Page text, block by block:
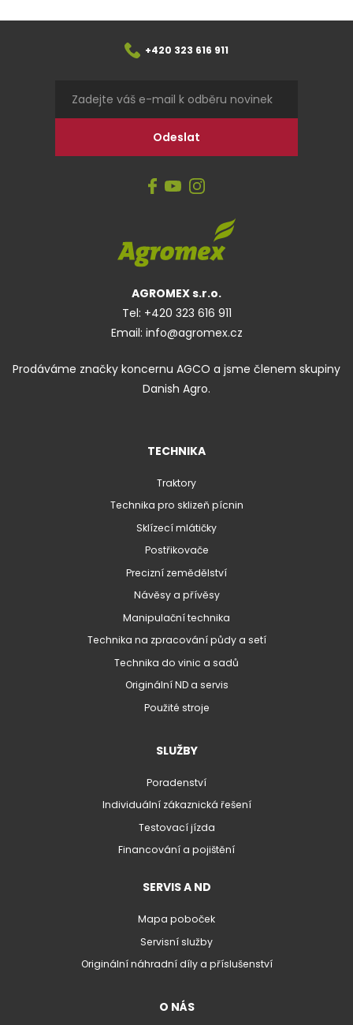
+420 323 616 911
AGROMEX s.r.o.
Tel: +420 323 616 911
Email: info@agromex.cz
Prodáváme značky koncernu AGCO a jsme členem skupiny
Danish Agro.
TECHNIKA
Traktory
Technika pro sklizeň pícnin
Sklízecí mlátičky
Postřikovače
Precizní zemědělství
Návěsy a přívěsy
Manipulační technika
Technika na zpracování půdy a setí
Technika do vinic a sadů
Originální ND a servis
Použité stroje
SLUŽBY
Poradenství
Individuální zákaznická řešení
Testovací jízda
Financování a pojištění
SERVIS A ND
Mapa poboček
Servisní služby
Originální náhradní díly a příslušenství
O NÁS